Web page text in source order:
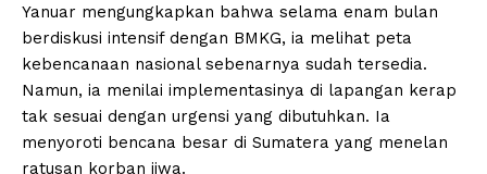
Yanuar mengungkapkan bahwa selama enam bulan
berdiskusi intensif dengan BMKG, ia melihat peta
kebencanaan nasional sebenarnya sudah tersedia.
Namun, ia menilai implementasinya di lapangan kerap
tak sesuai dengan urgensi yang dibutuhkan. Ia
menyoroti bencana besar di Sumatera yang menelan
ratusan korban jiwa.